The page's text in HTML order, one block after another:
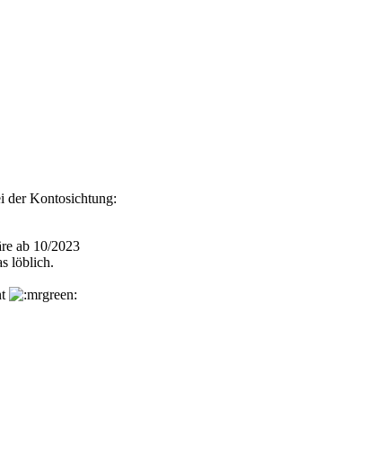
der Kontosichtung:
ab 10/2023
löblich.